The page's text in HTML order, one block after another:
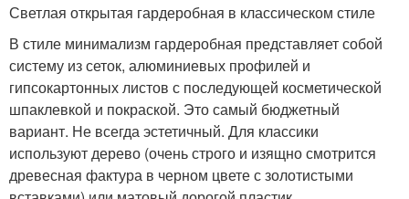
Светлая открытая гардеробная в классическом стиле
В стиле минимализм гардеробная представляет собой
систему из сеток, алюминиевых профилей и
гипсокартонных листов с последующей косметической
шпаклевкой и покраской. Это самый бюджетный
вариант. Не всегда эстетичный. Для классики
используют дерево (очень строго и изящно смотрится
древесная фактура в черном цвете с золотистыми